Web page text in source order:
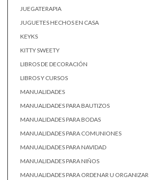
JUEGATERAPIA
JUGUETES HECHOS EN CASA
KEYKS
KITTY SWEETY
LIBROS DE DECORACIÓN
LIBROS Y CURSOS
MANUALIDADES
MANUALIDADES PARA BAUTIZOS
MANUALIDADES PARA BODAS
MANUALIDADES PARA COMUNIONES
MANUALIDADES PARA NAVIDAD
MANUALIDADES PARA NIÑOS
MANUALIDADES PARA ORDENAR U ORGANIZAR